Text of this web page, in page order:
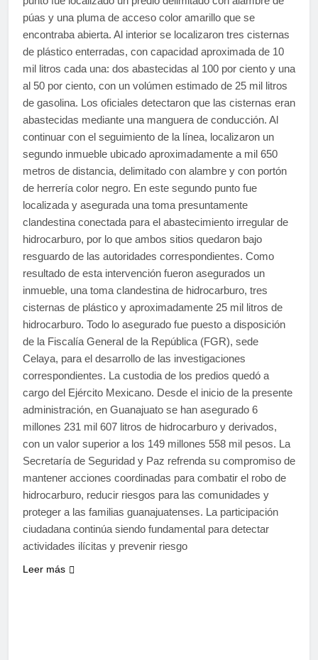
púas y una pluma de acceso color amarillo que se
encontraba abierta. Al interior se localizaron tres cisternas
de plástico enterradas, con capacidad aproximada de 10
mil litros cada una: dos abastecidas al 100 por ciento y una
al 50 por ciento, con un volúmen estimado de 25 mil litros
de gasolina. Los oficiales detectaron que las cisternas eran
abastecidas mediante una manguera de conducción. Al
continuar con el seguimiento de la línea, localizaron un
segundo inmueble ubicado aproximadamente a mil 650
metros de distancia, delimitado con alambre y con portón
de herrería color negro. En este segundo punto fue
localizada y asegurada una toma presuntamente
clandestina conectada para el abastecimiento irregular de
hidrocarburo, por lo que ambos sitios quedaron bajo
resguardo de las autoridades correspondientes. Como
resultado de esta intervención fueron asegurados un
inmueble, una toma clandestina de hidrocarburo, tres
cisternas de plástico y aproximadamente 25 mil litros de
hidrocarburo. Todo lo asegurado fue puesto a disposición
de la Fiscalía General de la República (FGR), sede
Celaya, para el desarrollo de las investigaciones
correspondientes. La custodia de los predios quedó a
cargo del Ejército Mexicano. Desde el inicio de la presente
administración, en Guanajuato se han asegurado 6
millones 231 mil 607 litros de hidrocarburo y derivados,
con un valor superior a los 149 millones 558 mil pesos. La
Secretaría de Seguridad y Paz refrenda su compromiso de
mantener acciones coordinadas para combatir el robo de
hidrocarburo, reducir riesgos para las comunidades y
proteger a las familias guanajuatenses. La participación
ciudadana continúa siendo fundamental para detectar
actividades ilícitas y prevenir riesgo
Leer más